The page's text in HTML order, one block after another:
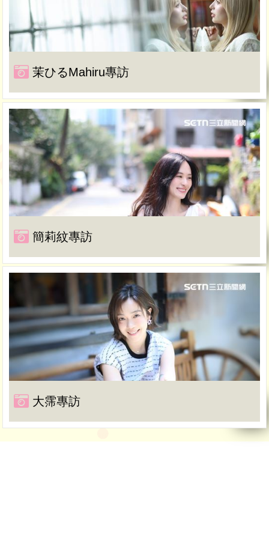
茉ひるMahiru專訪
簡莉紋專訪
大霈專訪